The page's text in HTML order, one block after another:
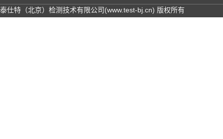
泰仕特（北京）检测技术有限公司(www.test-bj.cn) 版权所有